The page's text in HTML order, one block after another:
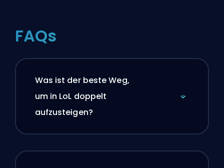
FAQs
Was ist der beste Weg,
um in LoL doppelt
aufzusteigen?